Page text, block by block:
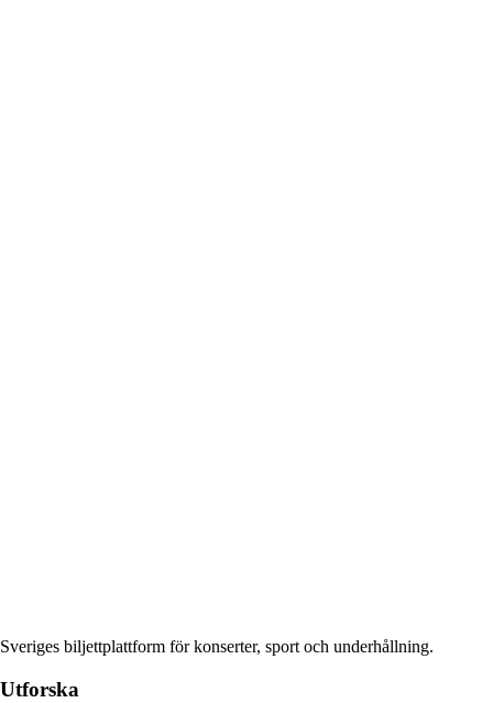
Sveriges biljettplattform för konserter, sport och underhållning.
Utforska